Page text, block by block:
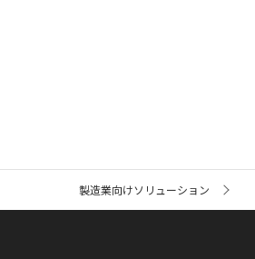
製造業向けソリューション